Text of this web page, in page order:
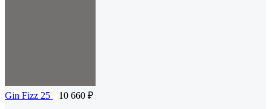
Gin Fizz 25 10 660 ₽